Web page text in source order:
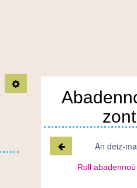
zont
Miz a-raokAn deiz-
Roll